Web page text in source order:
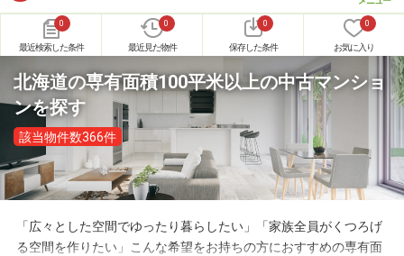
0
最近検索した条件
0
最近見た物件
0
保存した条件
0
お気に入り
北海道の専有面積100平米以上の中古マンショ
ンを探す
該当物件数366件
「広々とした空間でゆったり暮らしたい」「家族全員がくつろげ
る空間を作りたい」こんな希望をお持ちの方におすすめの専有面